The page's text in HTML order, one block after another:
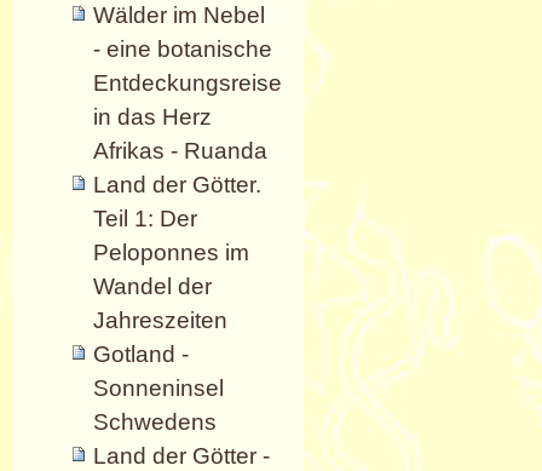
Wälder im Nebel
- eine botanische
Entdeckungsreise
in das Herz
Afrikas - Ruanda
Land der Götter.
Teil 1: Der
Peloponnes im
Wandel der
Jahreszeiten
Gotland -
Sonneninsel
Schwedens
Land der Götter -